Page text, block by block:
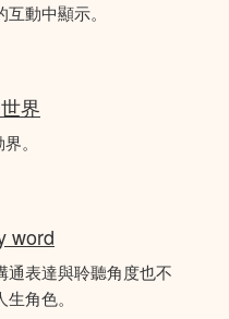
動中顯示。
界
。
word
通表達與聆聽角度也不
角色。